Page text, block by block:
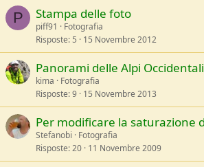
P Stampa delle foto
piff91
Fotografia
Risposte 5 15 Novembre 2012
Panorami delle Alpi Occidentali
kima
Fotografia
Risposte 9 15 Novembre 2013
Per modificare la saturazione
Stefanobi
Fotografia
Risposte 20 11 Novembre 2009